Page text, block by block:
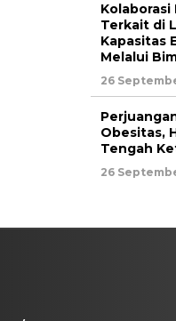
Kolaborasi
Terkait di
Kapasitas
Melalui
26
Obesitas,
Tengah
26